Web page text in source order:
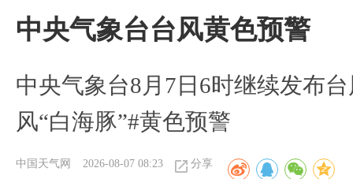
​中央气象台台风黄色预警
中央气象台8月7日6时继续发布
风“白海豚”#黄色预警
中国天气网 2026-08-07 08:23 分享